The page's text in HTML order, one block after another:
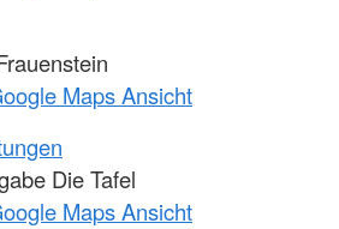
Maps Ansicht
Die Tafel
Maps Ansicht